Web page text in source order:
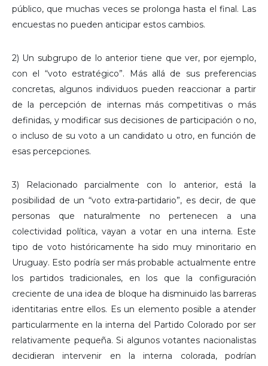
público, que muchas veces se prolonga hasta el final. Las
encuestas no pueden anticipar estos cambios.
2) Un subgrupo de lo anterior tiene que ver, por ejemplo,
con el “voto estratégico”. Más allá de sus preferencias
concretas, algunos individuos pueden reaccionar a partir
de la percepción de internas más competitivas o más
definidas, y modificar sus decisiones de participación o no,
o incluso de su voto a un candidato u otro, en función de
esas percepciones.
3) Relacionado parcialmente con lo anterior, está la
posibilidad de un “voto extra-partidario”, es decir, de que
personas que naturalmente no pertenecen a una
colectividad política, vayan a votar en una interna. Este
tipo de voto históricamente ha sido muy minoritario en
Uruguay. Esto podría ser más probable actualmente entre
los partidos tradicionales, en los que la configuración
creciente de una idea de bloque ha disminuido las barreras
identitarias entre ellos. Es un elemento posible a atender
particularmente en la interna del Partido Colorado por ser
relativamente pequeña. Si algunos votantes nacionalistas
decidieran intervenir en la interna colorada, podrían